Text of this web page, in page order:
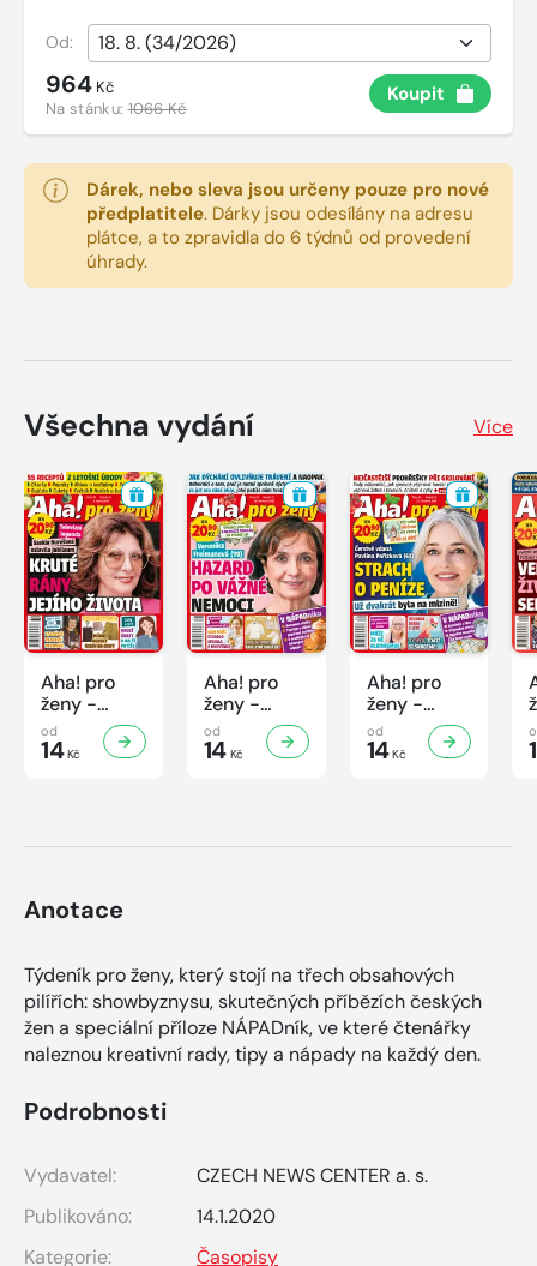
Od:
964 Kč
Na stánku:1066 Kč
Koupit
Dárek, nebo sleva jsou určeny pouze pro nové
předplatitele. Dárky jsou odesílány na adresu
plátce, a to zpravidla do 6 týdnů od provedení
úhrady.
Všechna vydání Více
Aha! pro
ženy -
32/2026
od
14Kč
Aha! pro
ženy -
31/2026
od
14Kč
Aha! pro
ženy -
30/2026
od
14Kč
Anotace
Týdeník pro ženy, který stojí na třech obsahových
pilířích: showbyznysu, skutečných příbězích českých
žen a speciální příloze NÁPADník, ve které čtenářky
naleznou kreativní rady, tipy a nápady na každý den.
Podrobnosti
Vydavatel:
CZECH NEWS CENTER a. s.
Publikováno:
14.1.2020
Kategorie:
Časopisy